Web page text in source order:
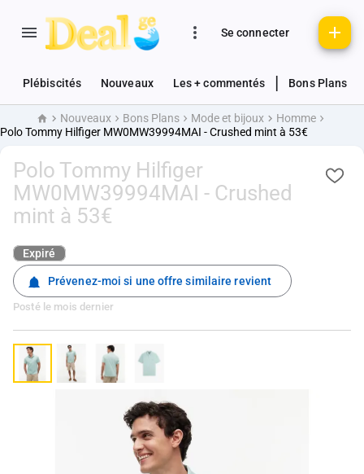
Se connecter
Plébiscités Nouveaux Les + commentés Bons Plans
AccueilNouveaux Bons Plans Mode et bijoux
Homme
Polo Tommy Hilfiger MW0MW39994MAI - Crushed mint à 53€
Polo Tommy Hilfiger
MW0MW39994MAI - Crushed
mint à 53€
Expiré
Prévenez-moi si une offre similaire revient
Posté le mois dernier